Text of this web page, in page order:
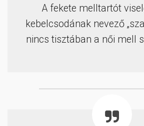
A fekete melltartót
kebelcsodának nevező
nincs tisztában a női mell